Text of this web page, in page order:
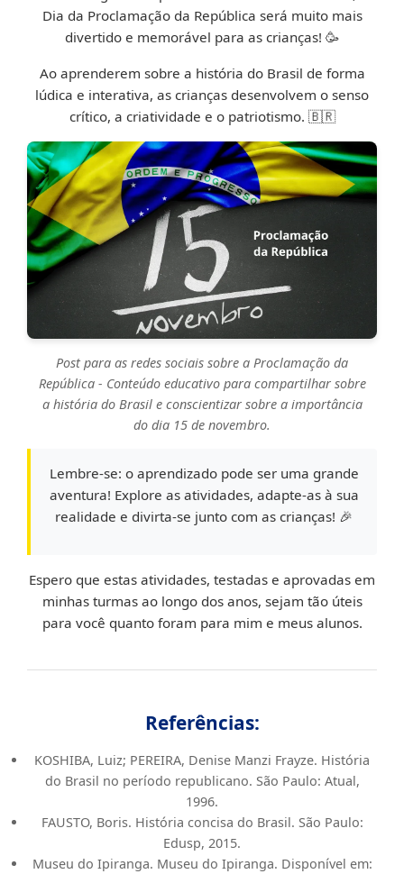
Proclamação, sempre pergunto: "E se hoje a
gente decidisse mudar o jeito que nosso país é
relevante para elas.
Dia da Proclamação da República será muito mais
divertido e memorável para as crianças! 🥳
Ao aprenderem sobre a história do Brasil de forma
lúdica e interativa, as crianças desenvolvem o senso
crítico, a criatividade e o patriotismo. 🇧🇷
Post para as redes sociais sobre a Proclamação da
República- Conteúdo educativo para compartilhar sobre
a história do Brasil e conscientizar sobre a importância
do dia 15 de novembro.
Lembre-se: o aprendizado pode ser uma grande
aventura! Explore as atividades, adapte-as à sua
realidade e divirta-se junto com as crianças! 🎉
Espero que estas atividades, testadas e aprovadas em
minhas turmas ao longo dos anos, sejam tão úteis
para você quanto foram para mim e meus alunos.
Referências:
KOSHIBA, Luiz; PEREIRA, Denise Manzi Frayze. História
do Brasil no período republicano. São Paulo: Atual,
1996.
FAUSTO, Boris. História concisa do Brasil. São Paulo:
Edusp, 2015.
Museu do Ipiranga. Museu do Ipiranga. Disponível em: